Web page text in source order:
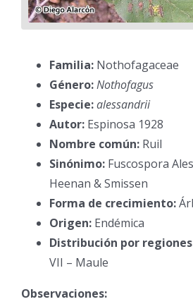
Familia:Nothofagaceae
Género:Nothofagus
Especie:alessandrii
Autor: Espinosa 1928
Nombre común: Ruil
Sinónimo: Fuscospora
Heenan & Smissen
Forma de crecimiento:
Origen:Endémica
Distribución por
VII – Maule
Observaciones: